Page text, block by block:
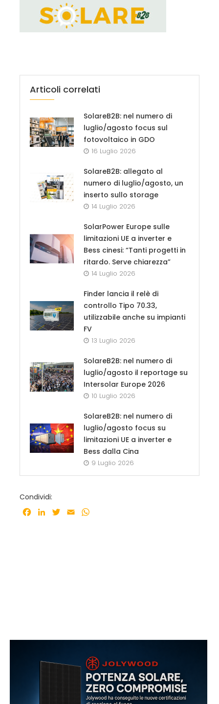
Articoli correlati
SolareB2B: nel numero di
luglio/agosto focus sul
fotovoltaico in GDO
16 Luglio 2026
SolareB2B: allegato al
numero di luglio/agosto, un
inserto sullo storage
14 Luglio 2026
SolarPower Europe sulle
limitazioni UE a inverter e
Bess cinesi: “Tanti progetti in
ritardo. Serve chiarezza”
14 Luglio 2026
Finder lancia il relè di
controllo Tipo 70.33,
utilizzabile anche su impianti
FV
13 Luglio 2026
SolareB2B: nel numero di
luglio/agosto il reportage su
Intersolar Europe 2026
10 Luglio 2026
SolareB2B: nel numero di
luglio/agosto focus su
limitazioni UE a inverter e
Bess dalla Cina
9 Luglio 2026
Condividi:
Facebook
LinkedInTwitter
Email